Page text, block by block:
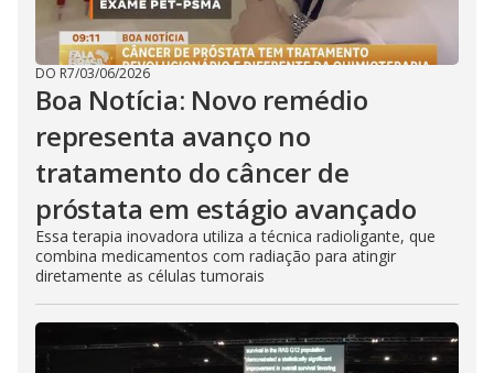
DO R7/03/06/2026
Boa Notícia: Novo remédio
representa avanço no
tratamento do câncer de
próstata em estágio avançado
Essa terapia inovadora utiliza a técnica radioligante, que
combina medicamentos com radiação para atingir
diretamente as células tumorais